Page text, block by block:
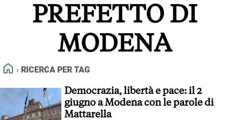
FEED RSS
NORMATIVE DEONTOLOGICHE
PREFETTO DI
MODENA
HOME
RICERCA PER TAG
Democrazia, libertà e pace: il 2
giugno a Modena con le parole di
Mattarella